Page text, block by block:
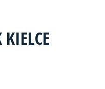
KIELCE